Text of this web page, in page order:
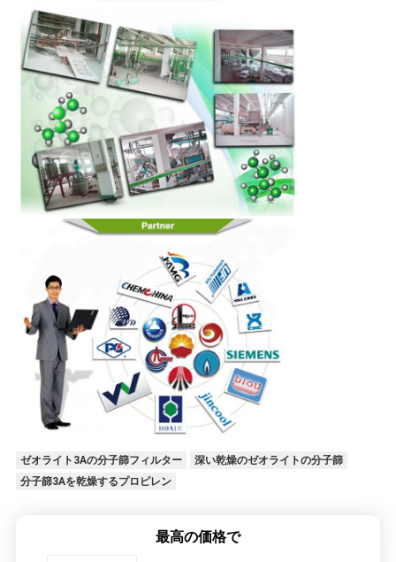
ゼオライト3Aの分子篩フィルター
深い乾燥のゼオライトの分子篩
分子篩3Aを乾燥するプロピレン
最高の価格で